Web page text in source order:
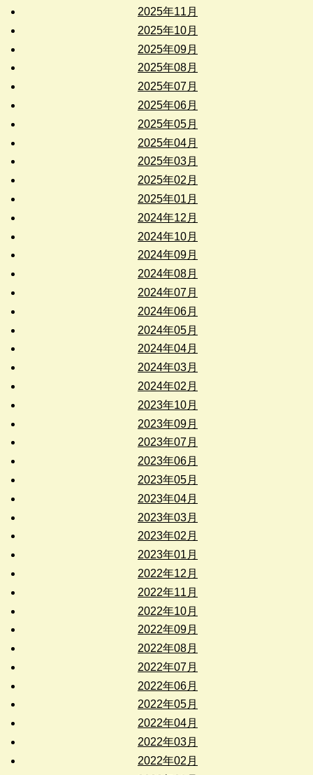
2025年11月
2025年10月
2025年09月
2025年08月
2025年07月
2025年06月
2025年05月
2025年04月
2025年03月
2025年02月
2025年01月
2024年12月
2024年10月
2024年09月
2024年08月
2024年07月
2024年06月
2024年05月
2024年04月
2024年03月
2024年02月
2023年10月
2023年09月
2023年07月
2023年06月
2023年05月
2023年04月
2023年03月
2023年02月
2023年01月
2022年12月
2022年11月
2022年10月
2022年09月
2022年08月
2022年07月
2022年06月
2022年05月
2022年04月
2022年03月
2022年02月